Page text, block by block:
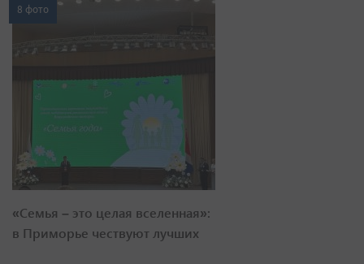
8 фото
«Семья – это целая вселенная»:
в Приморье чествуют лучших